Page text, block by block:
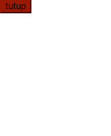
tutup